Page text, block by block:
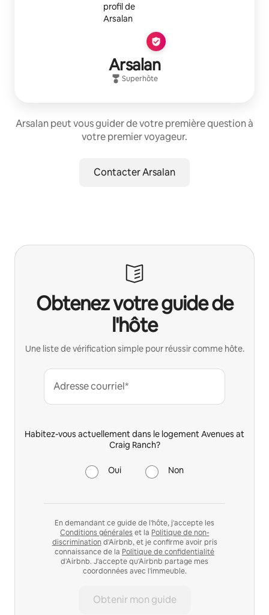
Arsalan
Superhôte
Arsalan peut vous guider de votre première question à
votre premier voyageur.
Contacter Arsalan
Obtenez votre guide de
l'hôte
Une liste de vérification simple pour réussir comme hôte.
Adresse courriel*
Habitez-vous actuellement dans le logement Avenues at
Craig Ranch?
Oui Non
En demandant ce guide de l'hôte, j'accepte les
Conditions générales et la Politique de non-
discrimination d'Airbnb, et je confirme avoir pris
connaissance de la Politique de confidentialité
d'Airbnb. J'accepte qu'Airbnb partage mes
coordonnées avec l'immeuble.
Obtenir mon guide